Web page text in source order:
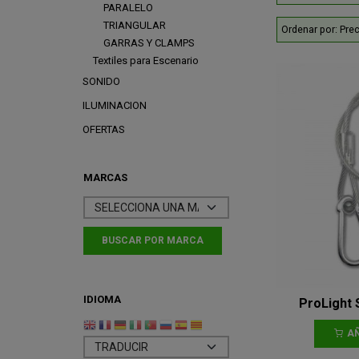
PARALELO
TRIANGULAR
GARRAS Y CLAMPS
Textiles para Escenario
SONIDO
ILUMINACION
OFERTAS
MARCAS
IDIOMA
Ordenar por:
ProLight